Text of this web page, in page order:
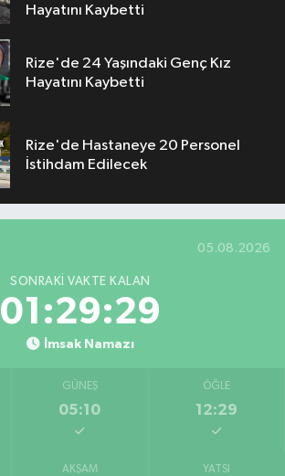
Hayatını Kaybetti
Rize'de 24 Yaşındaki Genç Kız
Hayatını Kaybetti
Rize'de Hastaneye 20 Personel
İstihdam Edilecek
05.08.2026
SONRAKI VAKTE KALAN
01:29:28
İmsak Namazı
GÜNEŞ
05:10
ÖĞLE
12:29
AKŞAM YATSI